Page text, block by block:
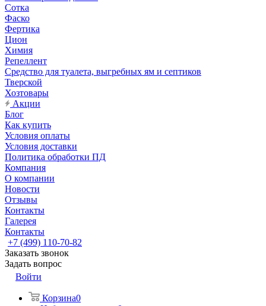
Сотка
Фаско
Фертика
Цион
Химия
Репеллент
Средство для туалета, выгребных ям и септиков
Тверской
Хозтовары
Акции
Блог
Как купить
Условия оплаты
Условия доставки
Политика обработки ПД
Компания
О компании
Новости
Отзывы
Контакты
Галерея
Контакты
+7 (499) 110-70-82
Заказать звонок
Задать вопрос
Войти
Корзина0